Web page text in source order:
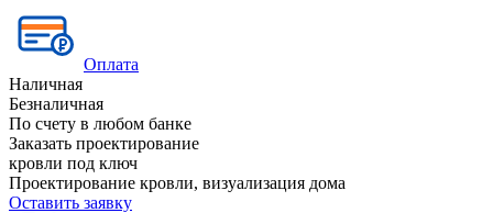
Оплата
Наличная
Безналичная
По счету в любом банке
Заказать проектирование
кровли под ключ
Проектирование кровли, визуализация дома
Оставить заявку